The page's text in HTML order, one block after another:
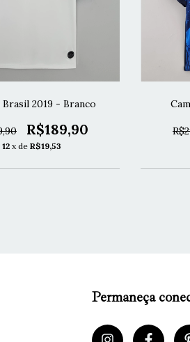
Brasil 2019 - Branco
R$189,90
12 x de R$19,53
Permaneça